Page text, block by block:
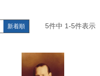
新着順 5件中 1-5件表示